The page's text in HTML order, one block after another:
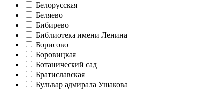
Белорусская
Беляево
Бибирево
Библиотека имени Ленина
Борисово
Боровицкая
Ботанический сад
Братиславская
Бульвар адмирала Ушакова